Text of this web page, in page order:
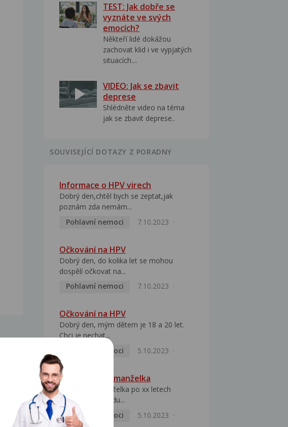
TEST: Jak dobře se
vyznáte ve svých
emocích?
Někteří lidé dokážou
zachovat klid i ve vypjatých
situacích....
VIDEO: Jak se zbavit
deprese
Shlédněte video na téma
jak se zbavit deprese..
SOUVISEJÍCÍ DOTAZY Z PORADNY
Informace o HPV virech
Dobrý den,chtěl bych se zeptat,jak
poznám zda nemám...
Pohlavní nemoci
7.10.2023
Očkování na HPV
Dobrý den, do kolika let se mohou
dospělí očkovat na...
Pohlavní nemoci
7.10.2023
Očkování na HPV
Dobrý den, mým dětem je 18 a 20 let.
Chci je nechat...
Pohlavní nemoci
5.10.2023
HPV pozitivní manželka
Dobrý den, manželka po xx letech
přivezla z Východu...
Pohlavní nemoci
5.10.2023